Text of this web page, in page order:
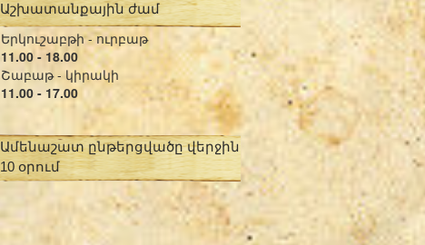
Աշխատանքային ժամ
Երկուշաբթի - ուրբաթ
11.00 - 18.00
Շաբաթ - կիրակի
11.00 - 17.00
Ամենաշատ ընթերցվածը վերջին
10 օրում